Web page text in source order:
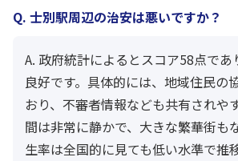
Q. 士別駅周辺の治安は悪いですか？
A. 政府統計によるとスコア58点であ
良好です。具体的には、地域住民の
おり、不審者情報なども共有されや
間は非常に静かで、大きな繁華街も
生率は全国的に見ても低い水準で推